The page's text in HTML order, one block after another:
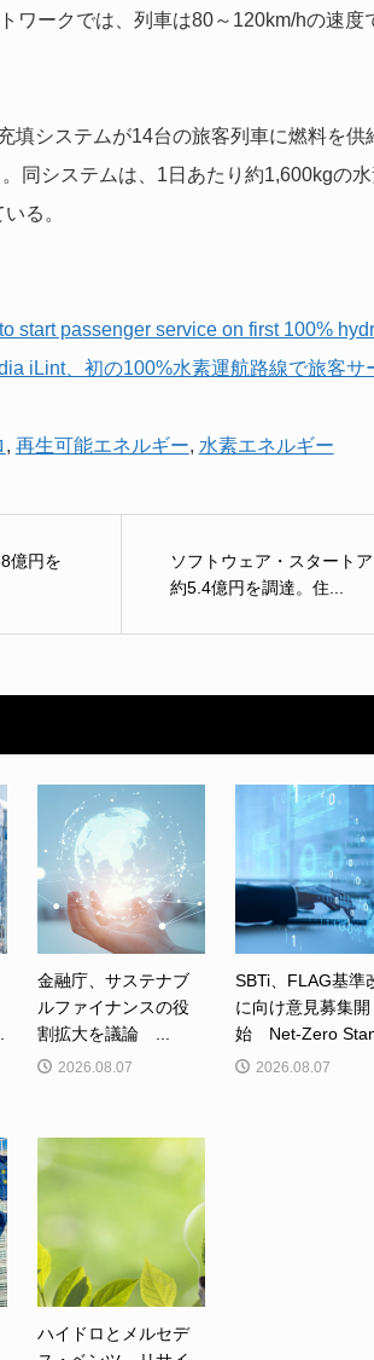
ワークでは、列車は80～120km/hの速度
填システムが14台の旅客列車に燃料を供
同システムは、1日あたり約1,600kgの
る。
start passenger service on first 100%
iLint、初の100%水素運航路線で旅客サ
, 再生可能エネルギー, 水素エネルギー
億円を
ソフトウェア・スタート
約5.4億円を調達。住...
金融庁、サステナブ
ルファイナンスの役
割拡大を議論 ...
2026.08.07
SBTi、FLAG基準
に向け意見募集開
始 Net-Zero
2026.08.07
ハイドロとメルセデ